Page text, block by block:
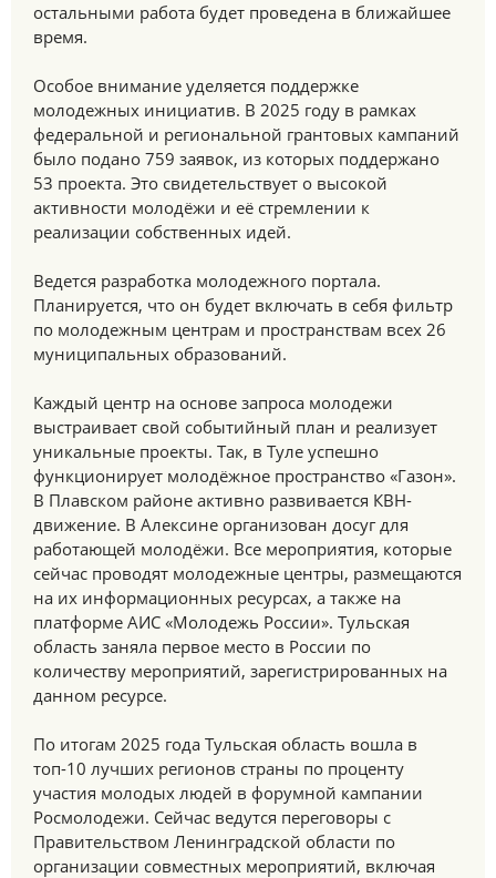
остальными работа будет проведена в ближайшее
время.
Особое внимание уделяется поддержке
молодежных инициатив. В 2025 году в рамках
федеральной и региональной грантовых кампаний
было подано 759 заявок, из которых поддержано
53 проекта. Это свидетельствует о высокой
активности молодёжи и её стремлении к
реализации собственных идей.
Ведется разработка молодежного портала.
Планируется, что он будет включать в себя фильтр
по молодежным центрам и пространствам всех 26
муниципальных образований.
Каждый центр на основе запроса молодежи
выстраивает свой событийный план и реализует
уникальные проекты. Так, в Туле успешно
функционирует молодёжное пространство «Газон».
В Плавском районе активно развивается КВН-
движение. В Алексине организован досуг для
работающей молодёжи. Все мероприятия, которые
сейчас проводят молодежные центры, размещаются
на их информационных ресурсах, а также на
платформе АИС «Молодежь России». Тульская
область заняла первое место в России по
количеству мероприятий, зарегистрированных на
данном ресурсе.
По итогам 2025 года Тульская область вошла в
топ-10 лучших регионов страны по проценту
участия молодых людей в форумной кампании
Росмолодежи. Сейчас ведутся переговоры с
Правительством Ленинградской области по
организации совместных мероприятий, включая